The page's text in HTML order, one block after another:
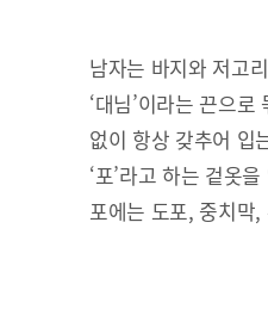
남자는 바지와 저고
‘대님’이라는 끈으
없이 항상 갖추어 입
‘포’라고 하는 겉옷
포에는 도포, 중치막